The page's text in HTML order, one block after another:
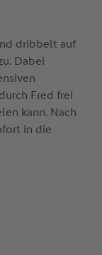
dribbelt auf
Dabei
Fred frei
kann. Nach
in die